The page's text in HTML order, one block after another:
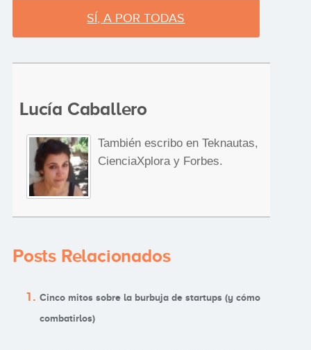
SÍ, A POR TODAS
Lucía Caballero
También escribo en Teknautas,
CienciaXplora y Forbes.
Posts Relacionados
Cinco mitos sobre la burbuja de startups (y cómo
combatirlos)